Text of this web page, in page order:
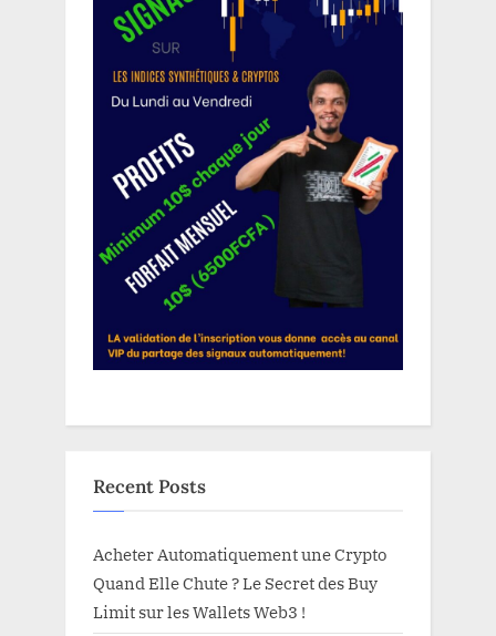
Recent Posts
Acheter Automatiquement une Crypto
Quand Elle Chute ? Le Secret des Buy
Limit sur les Wallets Web3 !